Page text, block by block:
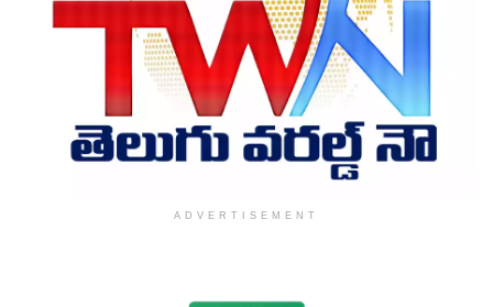
ADVERTISEMENT